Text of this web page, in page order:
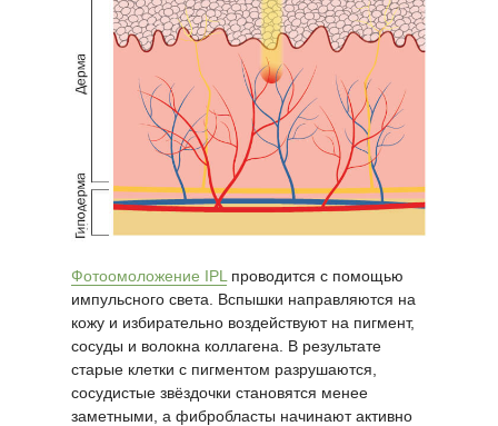
Фотоомоложение IPL проводится с помощью
импульсного света. Вспышки направляются на
кожу и избирательно воздействуют на пигмент,
сосуды и волокна коллагена. В результате
старые клетки с пигментом разрушаются,
сосудистые звёздочки становятся менее
заметными, а фибробласты начинают активно